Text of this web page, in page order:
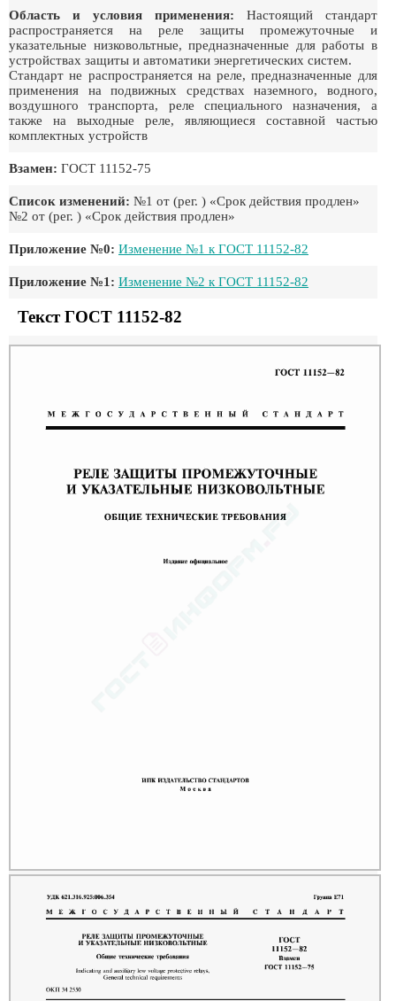
Область и условия применения: Настоящий стандарт
распространяется на реле защиты промежуточные и
указательные низковольтные, предназначенные для работы в
устройствах защиты и автоматики энергетических систем.
Стандарт не распространяется на реле, предназначенные для
применения на подвижных средствах наземного, водного,
воздушного транспорта, реле специального назначения, а
также на выходные реле, являющиеся составной частью
комплектных устройств
Взамен: ГОСТ 11152-75
Список изменений: №1 от (рег. ) «Срок действия продлен»
№2 от (рег. ) «Срок действия продлен»
Приложение №0: Изменение №1 к ГОСТ 11152-82
Приложение №1: Изменение №2 к ГОСТ 11152-82
Текст ГОСТ 11152-82